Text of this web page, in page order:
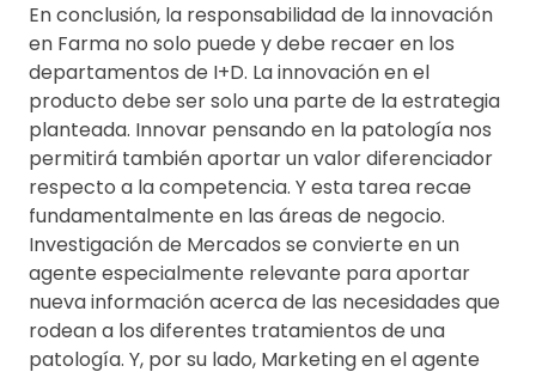
En conclusión, la responsabilidad de la innovación
en Farma no solo puede y debe recaer en los
departamentos de I+D. La innovación en el
producto debe ser solo una parte de la estrategia
planteada. Innovar pensando en la patología nos
permitirá también aportar un valor diferenciador
respecto a la competencia. Y esta tarea recae
fundamentalmente en las áreas de negocio.
Investigación de Mercados se convierte en un
agente especialmente relevante para aportar
nueva información acerca de las necesidades que
rodean a los diferentes tratamientos de una
patología. Y, por su lado, Marketing en el agente